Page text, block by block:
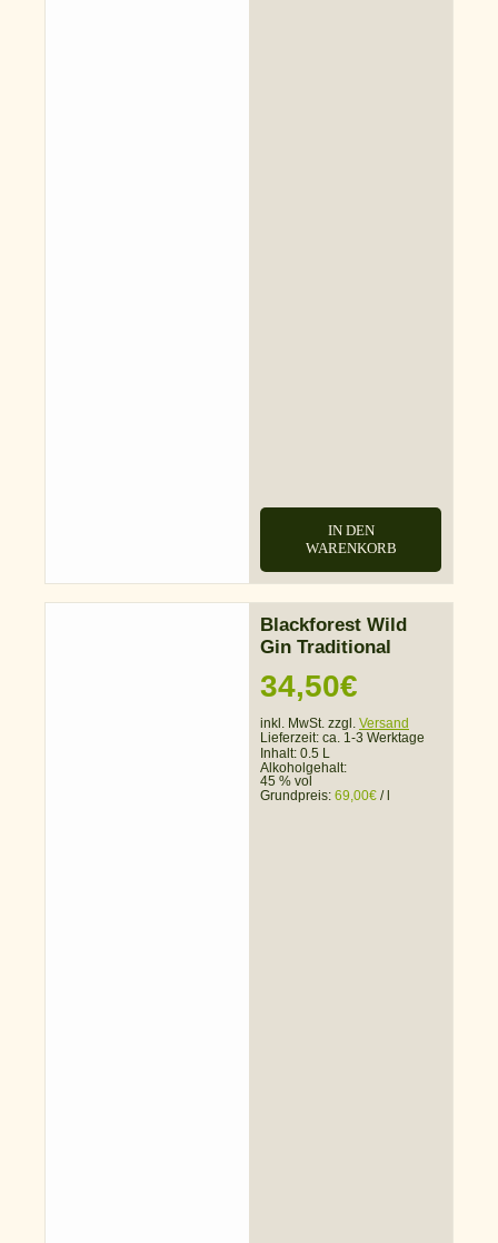
IN DEN
WARENKORB
Blackforest Wild
Gin Traditional
34,50€
inkl. MwSt. zzgl. Versand
Lieferzeit: ca. 1-3 Werktage
Inhalt: 0.5 L
Alkoholgehalt:
45 % vol
Grundpreis: 69,00€ /